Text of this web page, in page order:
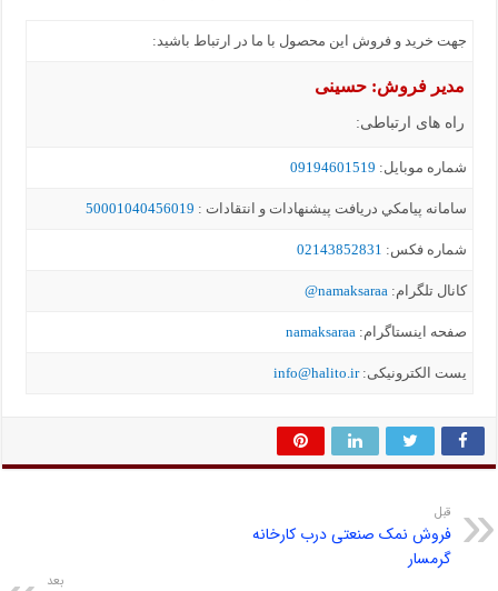
جهت خرید و فروش این محصول با ما در ارتباط باشید:
مدیر فروش: حسینی
راه های ارتباطی:
شماره موبايل: 09194601519
سامانه پيامکي دریافت پیشنهادات و انتقادات : 50001040456019
شماره فکس: 02143852831
کانال تلگرام:namaksaraa@
صفحه اینستاگرام:namaksaraa
یست الکترونیکی:info@halito.ir
قبل
فروش نمک صنعتی درب کارخانه
گرمسار
بعد